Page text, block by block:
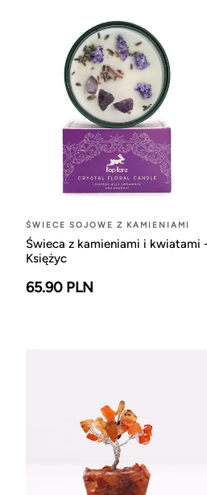
ŚWIECE SOJOWE Z KAMIENIAMI
Świeca z kamieniami i kwiatami
Księżyc
65.90 PLN